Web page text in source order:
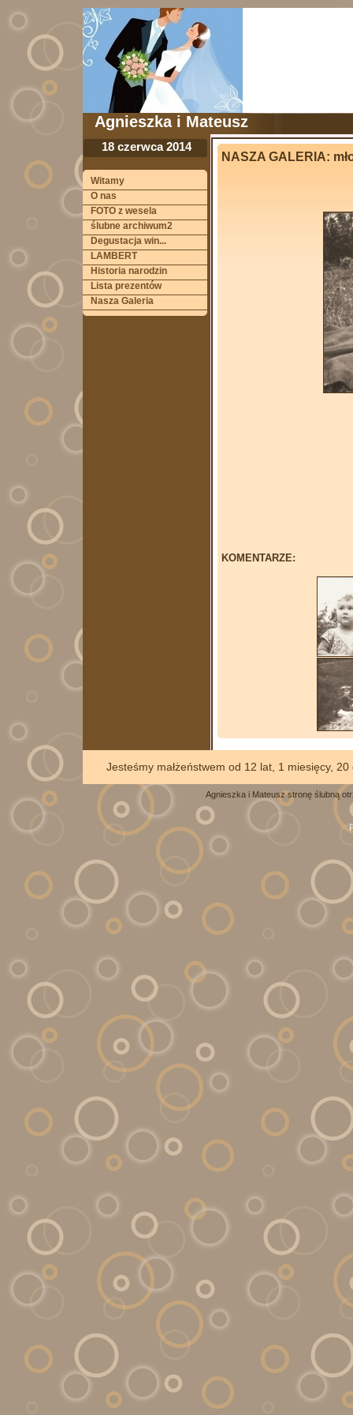
Agnieszka i Mateusz
18 czerwca 2014
Witamy
O nas
FOTO z wesela
ślubne archiwum2
Degustacja win...
LAMBERT
Historia narodzin
Lista prezentów
Nasza Galeria
NASZA GALERIA:
KOMENTARZE:
Jesteśmy małżeństwem
Agnieszka i Mateusz stronę ślubną